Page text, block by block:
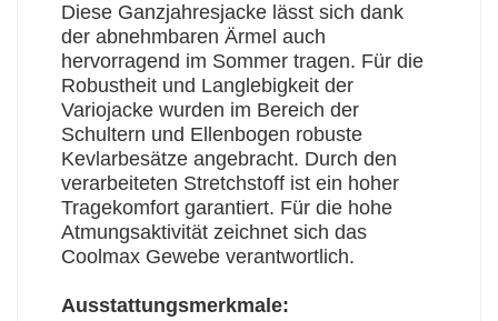
Diese Ganzjahresjacke lässt sich dank
der abnehmbaren Ärmel auch
hervorragend im Sommer tragen. Für die
Robustheit und Langlebigkeit der
Variojacke wurden im Bereich der
Schultern und Ellenbogen robuste
Kevlarbesätze angebracht. Durch den
verarbeiteten Stretchstoff ist ein hoher
Tragekomfort garantiert. Für die hohe
Atmungsaktivität zeichnet sich das
Coolmax Gewebe verantwortlich.
Ausstattungsmerkmale: